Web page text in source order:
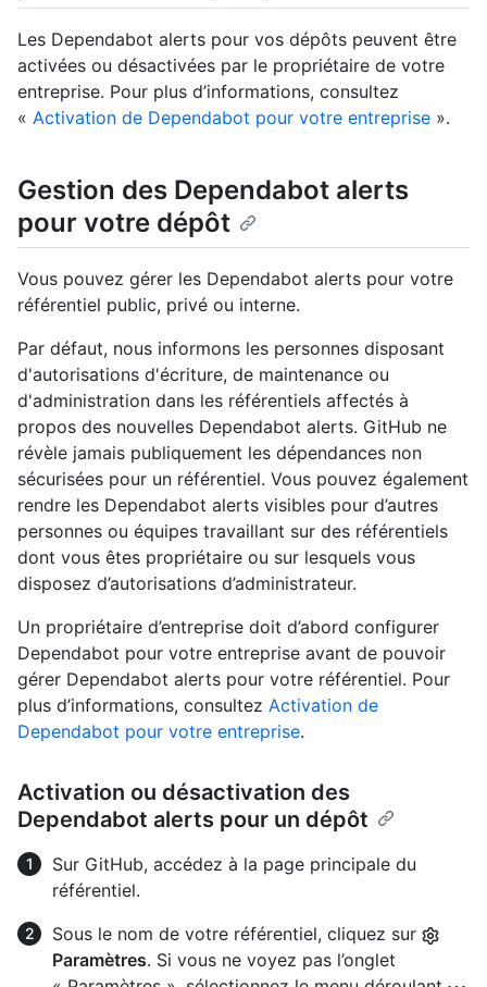
Les Dependabot alerts pour vos dépôts peuvent être
activées ou désactivées par le propriétaire de votre
entreprise. Pour plus d’informations, consultez
« Activation de Dependabot pour votre entreprise ».
Gestion des Dependabot alerts
pour votre dépôt
Vous pouvez gérer les Dependabot alerts pour votre
référentiel public, privé ou interne.
Par défaut, nous informons les personnes disposant
d'autorisations d'écriture, de maintenance ou
d'administration dans les référentiels affectés à
propos des nouvelles Dependabot alerts. GitHub ne
révèle jamais publiquement les dépendances non
sécurisées pour un référentiel. Vous pouvez également
rendre les Dependabot alerts visibles pour d’autres
personnes ou équipes travaillant sur des référentiels
dont vous êtes propriétaire ou sur lesquels vous
disposez d’autorisations d’administrateur.
Un propriétaire d’entreprise doit d’abord configurer
Dependabot pour votre entreprise avant de pouvoir
gérer Dependabot alerts pour votre référentiel. Pour
plus d’informations, consultez Activation de
Dependabot pour votre entreprise.
Activation ou désactivation des
Dependabot alerts pour un dépôt
Sur GitHub, accédez à la page principale du
référentiel.
Sous le nom de votre référentiel, cliquez sur
Paramètres. Si vous ne voyez pas l’onglet